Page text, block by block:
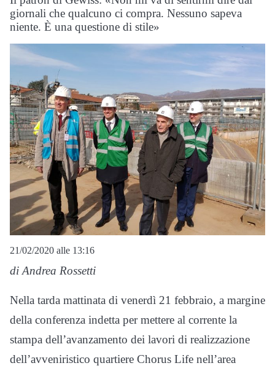
giornali che qualcuno ci compra. Nessuno sapeva
niente. È una questione di stile»
21/02/2020 alle 13:16
di Andrea Rossetti
Nella tarda mattinata di venerdì 21 febbraio, a margine
della conferenza indetta per mettere al corrente la
stampa dell’avanzamento dei lavori di realizzazione
dell’avveniristico quartiere Chorus Life nell’area